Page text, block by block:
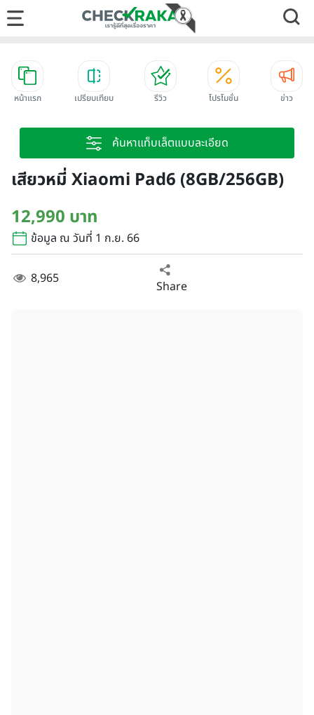
หน้าแรก เปรียบเทียบ รีวิว โปรโมชั่น ข่าว
ค้นหาแท็บเล็ตแบบละเอียด
เสียวหมี่ Xiaomi Pad6 (8GB/256GB)
12,990 บาท
ข้อมูล ณ วันที่ 1 ก.ย. 66
8,965 Share